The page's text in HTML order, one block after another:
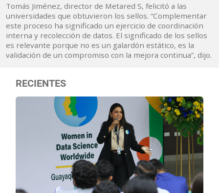
Tomás Jiménez, director de Metared S, felicitó a las
universidades que obtuvieron los sellos. “Complementar
este proceso ha significado un ejercicio de coordinación
interna y recolección de datos. El significado de los sellos
es relevante porque no es un galardón estático, es la
validación de un compromiso con la mejora continua”, dijo.
RECIENTES